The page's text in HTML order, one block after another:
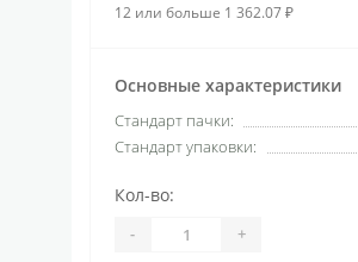
12 или больше 1 362.07 ₽
Основные характеристики
Стандарт пачки:
Стандарт упаковки:
Кол-во:
- +